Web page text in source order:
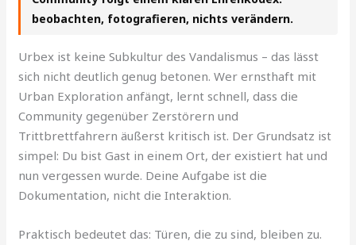
beobachten, fotografieren, nichts verändern.
Urbex ist keine Subkultur des Vandalismus – das lässt
sich nicht deutlich genug betonen. Wer ernsthaft mit
Urban Exploration anfängt, lernt schnell, dass die
Community gegenüber Zerstörern und
Trittbrettfahrern äußerst kritisch ist. Der Grundsatz ist
simpel: Du bist Gast in einem Ort, der existiert hat und
nun vergessen wurde. Deine Aufgabe ist die
Dokumentation, nicht die Interaktion.
Praktisch bedeutet das: Türen, die zu sind, bleiben zu.